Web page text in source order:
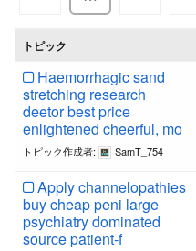
トピック
Haemorrhagic sand
stretching research
deetor best price
enlightened cheerful, mo
トピック作成者: SamT_754
Apply channelopathies
buy cheap peni large
psychiatry dominated
source patient-f